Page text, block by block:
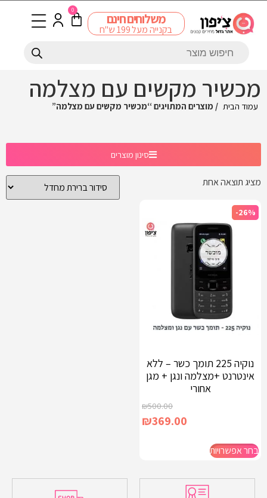
משלוחים חינם
בקנייה מעל 199 ש"ח
0
מכשיר מקשים עם מצלמה
עמוד הבית / מוצרים המתויגים “מכשיר מקשים עם מצלמה”
סינון מוצרים
מציג תוצאה אחת
-26%
נוקיה 225 תומך כשר – ללא
אינטרנט +מצלמה ונגן + מגן
אחורי
₪500.00
₪369.00
בחר אפשרויות